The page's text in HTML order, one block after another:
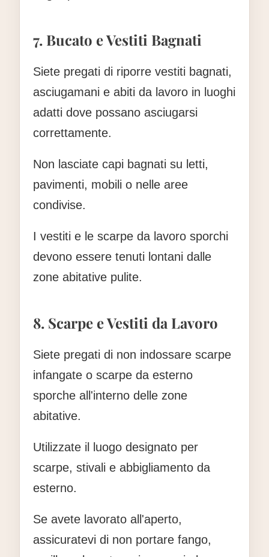
7. Bucato e Vestiti Bagnati
Siete pregati di riporre vestiti bagnati,
asciugamani e abiti da lavoro in luoghi
adatti dove possano asciugarsi
correttamente.
Non lasciate capi bagnati su letti,
pavimenti, mobili o nelle aree
condivise.
I vestiti e le scarpe da lavoro sporchi
devono essere tenuti lontani dalle
zone abitative pulite.
8. Scarpe e Vestiti da Lavoro
Siete pregati di non indossare scarpe
infangate o scarpe da esterno
sporche all'interno delle zone
abitative.
Utilizzate il luogo designato per
scarpe, stivali e abbigliamento da
esterno.
Se avete lavorato all'aperto,
assicuratevi di non portare fango,